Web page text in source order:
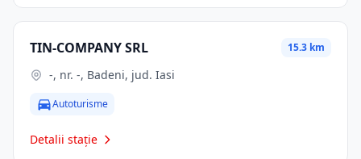
TIN-COMPANY SRL 15.3 km
-, nr. -, Badeni, jud. Iasi
Autoturisme
Detalii stație